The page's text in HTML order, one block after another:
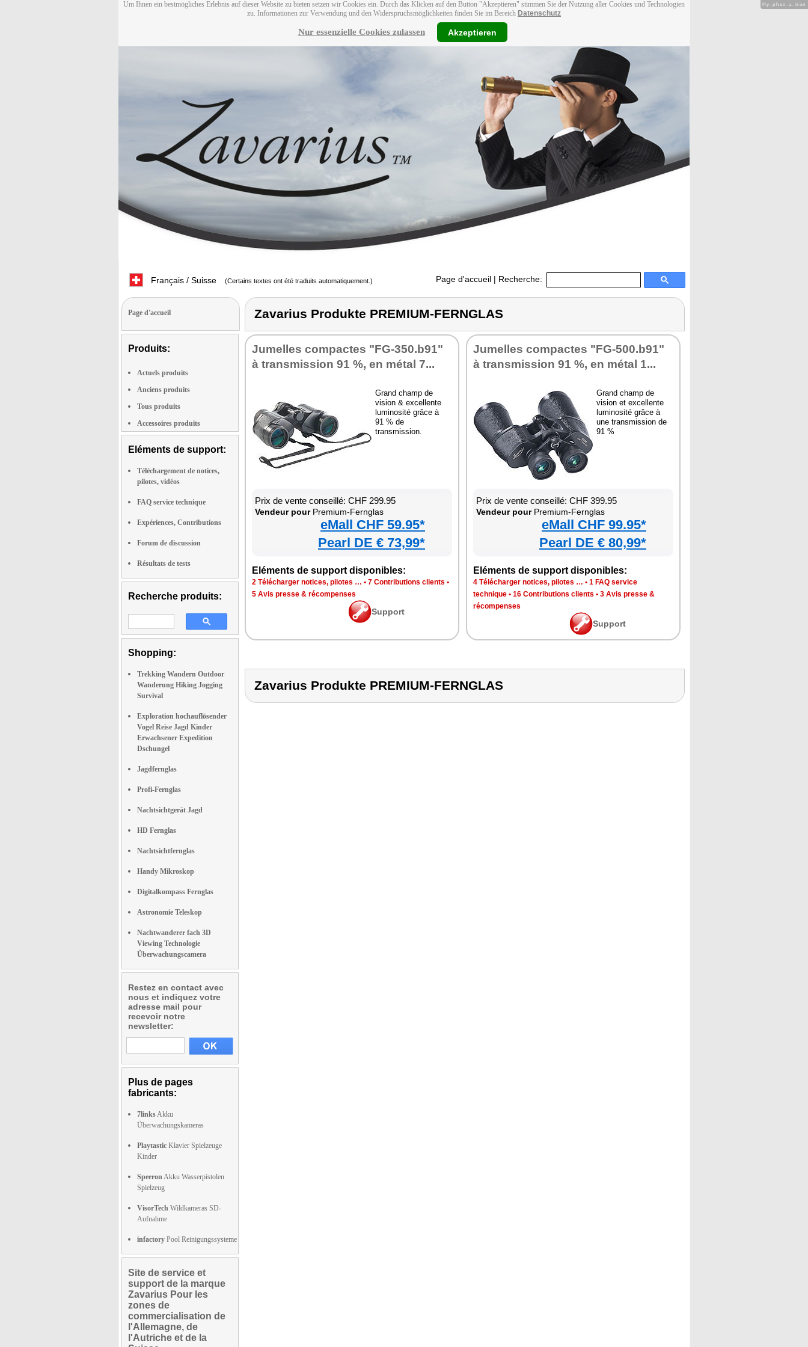
Um Ihnen ein bestmögliches Erlebnis auf dieser Website zu bieten setzen wir Cookies ein. Durch das Klicken auf den Button "Akzeptieren" stimmen Sie der Nutzung aller Cookies und Technologien
zu. Informationen zur Verwendung und den Widerspruchsmöglichkeiten finden Sie im Bereich Datenschutz
Nur essenzielle Cookies zulassen Akzeptieren
Français / Suisse (Certains textes ont été traduits automatiquement.) Page d'accueil | Recherche:
Page d'accueil
Produits:
Actuels produits
Anciens produits
Tous produits
Accessoires produits
Eléments de support:
Téléchargement de notices,
pilotes, vidéos
FAQ service technique
Expériences, Contributions
Forum de discussion
Résultats de tests
Recherche produits:
Shopping:
Trekking Wandern Outdoor
Wanderung Hiking Jogging
Survival
Exploration hochauflösender
Vogel Reise Jagd Kinder
Erwachsener Expedition
Dschungel
Jagdfernglas
Profi-Fernglas
Nachtsichtgerät Jagd
HD Fernglas
Nachtsichtfernglas
Handy Mikroskop
Digitalkompass Fernglas
Astronomie Teleskop
Nachtwanderer fach 3D
Viewing Technologie
Überwachungscamera
Restez en contact avec
nous et indiquez votre
adresse mail pour
recevoir notre
newsletter:
Plus de pages
fabricants:
7linksAkku
Überwachungskameras
Playtastic Klavier Spielzeuge
Kinder
SpeeronAkku Wasserpistolen
Spielzeug
VisorTech Wildkameras SD-
Aufnahme
infactory Pool Reinigungssysteme
Site de service et
support de la marque
Zavarius Pour les
zones de
commercialisation de
l'Allemagne, de
l'Autriche et de la
Zavarius Produkte PREMIUM-FERNGLAS
Jumelles compactes "FG-350.b91"
à transmission 91 %, en métal 7...
Grand champ de
vision & excellente
luminosité grâce à
91 % de
transmission.
Prix de vente conseillé: CHF 299.95
Vendeur pourPremium-Fernglas
eMall CHF 59.95*
Pearl DE € 73,99*
Eléments de support disponibles:
2 Télécharger notices, pilotes … • 7 Contributions clients •
5 Avis presse & récompenses
Support
Jumelles compactes "FG-500.b91"
à transmission 91 %, en métal 1...
Grand champ de
vision et excellente
luminosité grâce à
une transmission de
91 %
Prix de vente conseillé: CHF 399.95
Vendeur pourPremium-Fernglas
eMall CHF 99.95*
Pearl DE € 80,99*
Eléments de support disponibles:
4 Télécharger notices, pilotes … • 1 FAQ service
technique • 16 Contributions clients • 3 Avis presse &
récompenses
Support
Zavarius Produkte PREMIUM-FERNGLAS
Hy-phen-a-tion